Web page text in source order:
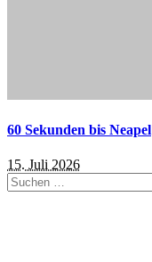
60 Sekunden bis Neapel
15. Juli 2026
Suchen
nach: